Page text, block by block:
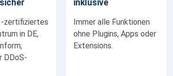
zertifiziertes
in DE,
DDoS-
inklusive
Immer alle Funktionen
ohne Plugins, Apps oder
Extensions.